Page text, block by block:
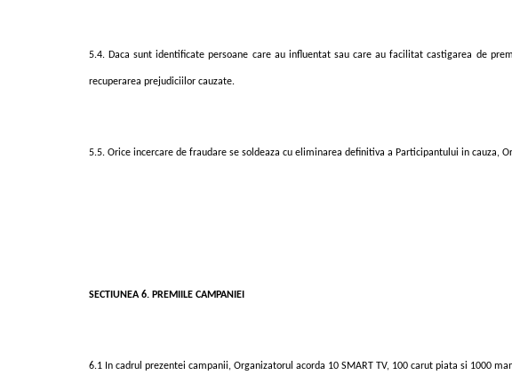
5.4. Daca sunt identificate persoane care au influentat sau care au facilitat castigarea de
recuperarea prejudiciilor cauzate.
5.5. Orice incercare de fraudare se soldeaza cu eliminarea definitiva a Participantului in cauza,
SECTIUNEA 6. PREMIILE CAMPANIEI
6.1 In cadrul prezentei campanii, Organizatorul acorda 10 SMART TV, 100 carut piata si 1000